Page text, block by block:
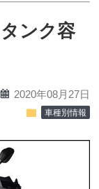
ンク容
calendar 2020年08月27日
folder 車種別情報